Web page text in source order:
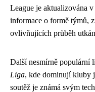
League je aktualizována
informace o formě týmů,
ovlivňujících průběh
Další nesmírně populární
Liga, kde dominují kluby
soutěž je známá svým